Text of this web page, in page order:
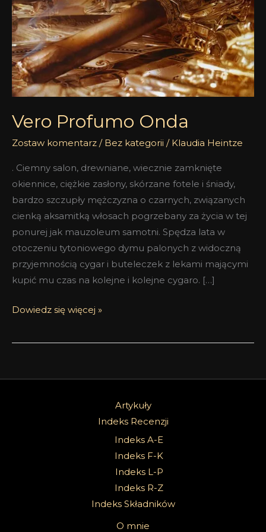
Vero Profumo Onda
Zostaw komentarz / Bez kategorii / Klaudia Heintze
. Ciemny salon, drewniane, wiecznie zamknięte
okiennice, ciężkie zasłony, skórzane fotele i śniady,
bardzo szczupły mężczyzna o czarnych, związanych
cienką aksamitką włosach pogrzebany za życia w tej
ponurej jak mauzoleum samotni. Spędza lata w
otoczeniu tytoniowego dymu palonych z widoczną
przyjemnością cygar i buteleczek z lekami mającymi
kupić mu czas na kolejne i kolejne cygaro. […]
Dowiedz się więcej »
Artykuły
Indeks Recenzji
Indeks A-E
Indeks F-K
Indeks L-P
Indeks R-Z
Indeks Składników
O mnie